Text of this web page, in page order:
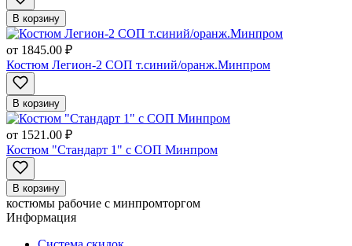
В корзину
от 1845.00 ₽
Костюм Легион-2 СОП т.синий/оранж.Минпром
В корзину
от 1521.00 ₽
Костюм "Стандарт 1" с СОП Минпром
В корзину
костюмы рабочие с минпромторгом
Информация